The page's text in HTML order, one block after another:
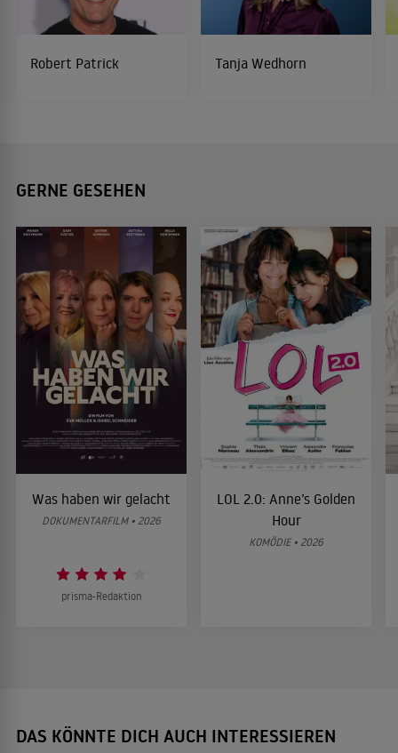
Robert Patrick Tanja Wedhorn
GERNE GESEHEN
Was haben wir gelacht
DOKUMENTARFILM • 2026
prisma-Redaktion
LOL 2.0: Anne’s Golden
Hour
KOMÖDIE • 2026
DAS KÖNNTE DICH AUCH INTERESSIEREN